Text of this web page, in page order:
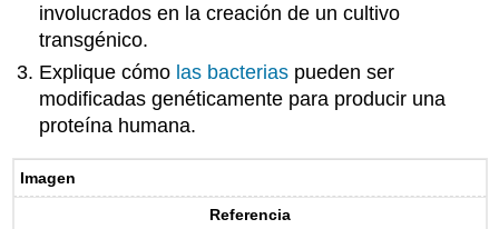
involucrados en la creación de un cultivo
transgénico.
Explique cómo las bacterias pueden ser
modificadas genéticamente para producir una
proteína humana.
Imagen
Referencia